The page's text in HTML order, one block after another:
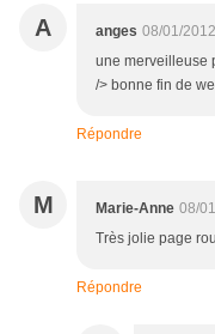
A anges 08/01/
une merveilleuse
/> bonne fin de
Répondre
M Marie-Anne 08/
Très jolie page
Répondre